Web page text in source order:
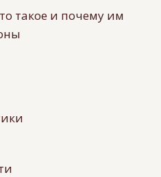
такое и почему им